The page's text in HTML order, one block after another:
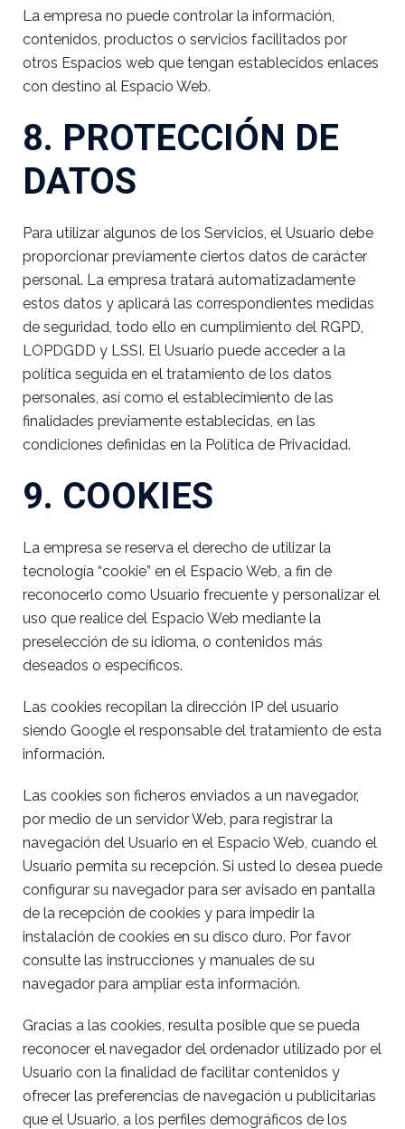
La empresa no puede controlar la información,
contenidos, productos o servicios facilitados por
otros Espacios web que tengan establecidos enlaces
con destino al Espacio Web.
8. PROTECCIÓN DE
DATOS
Para utilizar algunos de los Servicios, el Usuario debe
proporcionar previamente ciertos datos de carácter
personal. La empresa tratará automatizadamente
estos datos y aplicará las correspondientes medidas
de seguridad, todo ello en cumplimiento del RGPD,
LOPDGDD y LSSI. El Usuario puede acceder a la
política seguida en el tratamiento de los datos
personales, así como el establecimiento de las
finalidades previamente establecidas, en las
condiciones definidas en la Política de Privacidad.
9. COOKIES
La empresa se reserva el derecho de utilizar la
tecnología “cookie” en el Espacio Web, a fin de
reconocerlo como Usuario frecuente y personalizar el
uso que realice del Espacio Web mediante la
preselección de su idioma, o contenidos más
deseados o específicos.
Las cookies recopilan la dirección IP del usuario
siendo Google el responsable del tratamiento de esta
información.
Las cookies son ficheros enviados a un navegador,
por medio de un servidor Web, para registrar la
navegación del Usuario en el Espacio Web, cuando el
Usuario permita su recepción. Si usted lo desea puede
configurar su navegador para ser avisado en pantalla
de la recepción de cookies y para impedir la
instalación de cookies en su disco duro. Por favor
consulte las instrucciones y manuales de su
navegador para ampliar esta información.
Gracias a las cookies, resulta posible que se pueda
reconocer el navegador del ordenador utilizado por el
Usuario con la finalidad de facilitar contenidos y
ofrecer las preferencias de navegación u publicitarias
que el Usuario, a los perfiles demográficos de los